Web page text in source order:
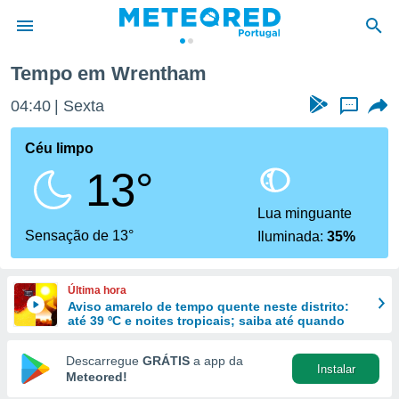
da
foi
fornecidas
a este
das
e
forma
digital
Tempo em Wrentham
04:40 Sexta ...
Céu limpo
13°
Sensação de 13°
Lua minguante
Iluminada:35%
Última hora
Aviso amarelo de tempo quente neste distrito:
até 39 ºC e noites tropicais; saiba até quando
Descarregue GRÁTIS a app da
Meteored!
Instalar